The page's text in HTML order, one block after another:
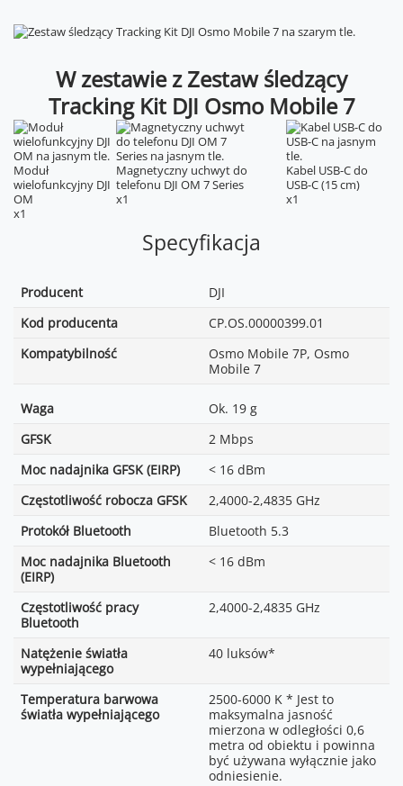
W zestawie z Zestaw śledzący
Tracking Kit DJI Osmo Mobile 7
Moduł
wielofunkcyjny DJI
OM
x1
Magnetyczny uchwyt do
telefonu DJI OM 7 Series
x1
Kabel USB-C do
USB-C (15 cm)
x1
Specyfikacja
Producent
DJI
Kod producenta
CP.OS.00000399.01
Kompatybilność
Osmo Mobile 7P, Osmo
Mobile 7
Waga
Ok. 19 g
GFSK
2 Mbps
Moc nadajnika GFSK (EIRP)
< 16 dBm
Częstotliwość robocza GFSK
2,4000-2,4835 GHz
Protokół Bluetooth
Bluetooth 5.3
Moc nadajnika Bluetooth
(EIRP)
< 16 dBm
Częstotliwość pracy
Bluetooth
2,4000-2,4835 GHz
Natężenie światła
wypełniającego
40 luksów*
Temperatura barwowa
światła wypełniającego
2500-6000 K * Jest to
maksymalna jasność
mierzona w odległości 0,6
metra od obiektu i powinna
być używana wyłącznie jako
odniesienie.